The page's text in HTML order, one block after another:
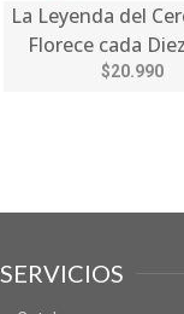
La Leyenda del
Florece cada
$20.990
SERVICIOS